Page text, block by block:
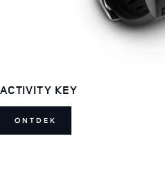
ACTIVITY KEY
ONTDEK